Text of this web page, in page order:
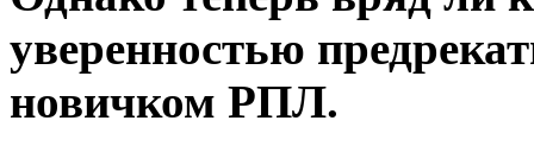
уверенностью
новичком РПЛ.